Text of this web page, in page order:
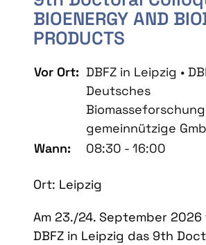
BIOENERGY AND
PRODUCTS
Vor Ort: DBFZ in Leipzig •
Deutsches
gemeinnützige
Wann:
08:30 - 16:00
Ort: Leipzig
Am 23./24. September
DBFZ in Leipzig das 9th